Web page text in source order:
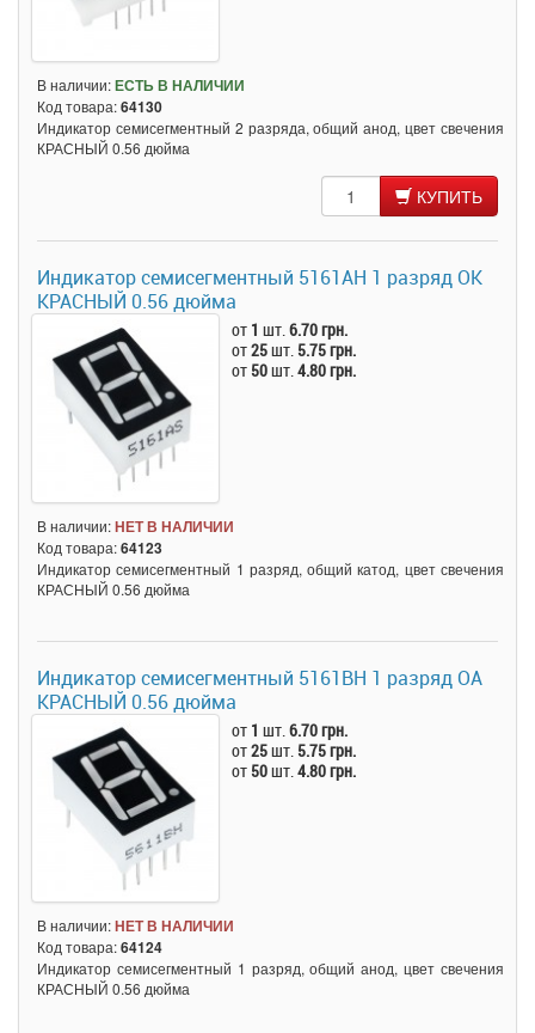
В наличии:ЕСТЬ В НАЛИЧИИ
Код товара:64130
Индикатор семисегментный 2 разряда, общий анод, цвет свечения
КРАСНЫЙ 0.56 дюйма
КУПИТЬ
Индикатор семисегментный 5161AH 1 разряд ОК
КРАСНЫЙ 0.56 дюйма
от 1 шт.6.70 грн.
от25шт. 5.75 грн.
от 50шт.4.80 грн.
В наличии:НЕТ В НАЛИЧИИ
Код товара:64123
Индикатор семисегментный 1 разряд, общий катод, цвет свечения
КРАСНЫЙ 0.56 дюйма
Индикатор семисегментный 5161BH 1 разряд ОА
КРАСНЫЙ 0.56 дюйма
от 1 шт.6.70 грн.
от25шт. 5.75 грн.
от 50шт.4.80 грн.
В наличии:НЕТ В НАЛИЧИИ
Код товара:64124
Индикатор семисегментный 1 разряд, общий анод, цвет свечения
КРАСНЫЙ 0.56 дюйма